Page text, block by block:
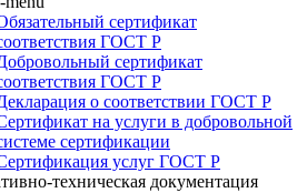
сертификат
ГОСТ Р
сертификат
ГОСТ Р
о соответствии ГОСТ Р
на услуги в добровольной
сертификации
услуг ГОСТ Р
техническая документация